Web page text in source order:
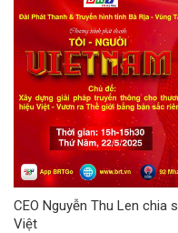
CEO Nguyễn Thu Len chia
Việt